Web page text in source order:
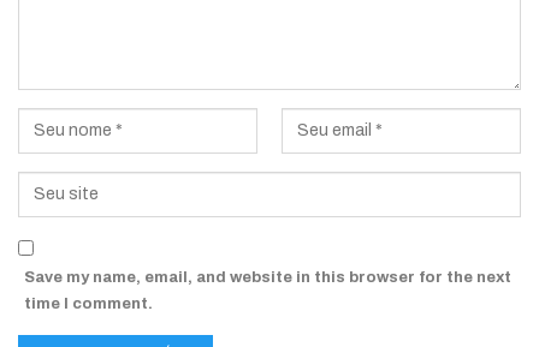
Save my name, email, and website in this browser for the next
time I comment.